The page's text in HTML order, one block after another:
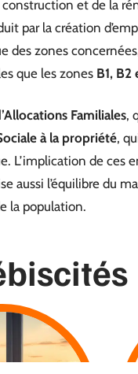
construction et de la
par la création
zones
que les zones B1, B2
Familiales,
à la propriété,
L’implication de ces
aussi l’équilibre du
la population.